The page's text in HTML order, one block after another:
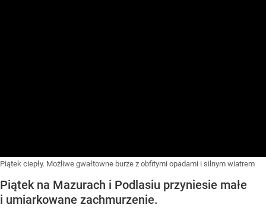
Piątek ciepły. Możliwe gwałtowne burze z obfitymi opadami i silnym wiatrem
Piątek na Mazurach i Podlasiu przyniesie małe
i umiarkowane zachmurzenie.